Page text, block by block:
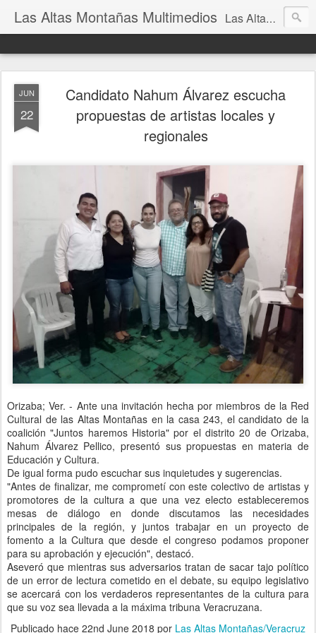
Las Altas Montañas Multimedios Las Altas Montañas Multimedios
JUN
22
Candidato Nahum Álvarez escucha
propuestas de artistas locales y
regionales
Orizaba; Ver. - Ante una invitación hecha por miembros de la Red
Cultural de las Altas Montañas en la casa 243, el candidato de la
coalición "Juntos haremos Historia" por el distrito 20 de Orizaba,
Nahum Álvarez Pellico, presentó sus propuestas en materia de
Educación y Cultura.
De igual forma pudo escuchar sus inquietudes y sugerencias.
"Antes de finalizar, me comprometí con este colectivo de artistas y
promotores de la cultura a que una vez electo estableceremos
mesas de diálogo en donde discutamos las necesidades
principales de la región, y juntos trabajar en un proyecto de
fomento a la Cultura que desde el congreso podamos proponer
para su aprobación y ejecución", destacó.
Aseveró que mientras sus adversarios tratan de sacar tajo político
de un error de lectura cometido en el debate, su equipo legislativo
se acercará con los verdaderos representantes de la cultura para
que su voz sea llevada a la máxima tribuna Veracruzana.
Publicado hace 22nd June 2018 por Las Altas Montañas/Veracruz